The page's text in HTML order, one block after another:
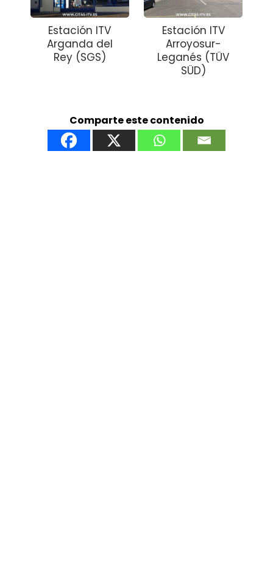
Estación ITV
Arganda del
Rey (SGS)
Estación ITV
Arroyosur-
Leganés (TÜV
SÜD)
Comparte este contenido